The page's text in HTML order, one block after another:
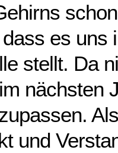
es uns
stellt. Da
nächsten
und